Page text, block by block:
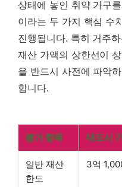
상태에 놓인 취약 가구
이라는 두 가지 핵심 수
진행됩니다. 특히 거주
재산 가액의 상한선이
을 반드시 사전에 파악
합니다.
평가 항목 대도시
일반 재산
한도
3억